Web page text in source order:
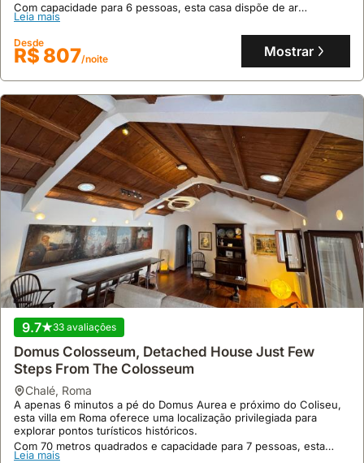
Com capacidade para 6 pessoas, esta casa dispõe de ar
condicionado, Wi-Fi, estacionamento privado e uma cozinha
equipada, sendo uma opção de alojamento conveniente para
famílias.
Leia mais
Desde
R$ 807/noite Mostrar
9.7 33 avaliações
Domus Colosseum, Detached House Just Few
Steps From The Colosseum
chalé, Roma
A apenas 6 minutos a pé do Domus Aurea e próximo do Coliseu,
esta villa em Roma oferece uma localização privilegiada para
explorar pontos turísticos históricos.
Com 70 metros quadrados e capacidade para 7 pessoas, esta
casa de férias dispõe de ar condicionado, cozinha totalmente
Leia mais